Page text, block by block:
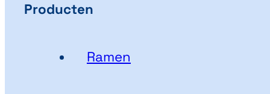
Producten
Ramen